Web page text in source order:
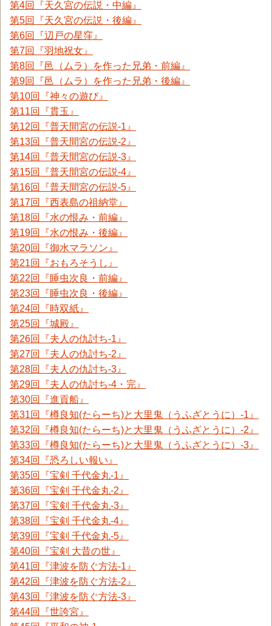
第4回『天久宮の伝説・中編』
第5回『天久宮の伝説・後編』
第6回『辺戸の星窪』
第7回『羽地祝女』
第8回『邑（ムラ）を作った兄弟・前編』
第9回『邑（ムラ）を作った兄弟・後編』
第10回『神々の遊び』
第11回『貫玉』
第12回『普天間宮の伝説-1』
第13回『普天間宮の伝説-2』
第14回『普天間宮の伝説-3』
第15回『普天間宮の伝説-4』
第16回『普天間宮の伝説-5』
第17回『西表島の祖納堂』
第18回『水の恨み・前編』
第19回『水の恨み・後編』
第20回『御水マラソン』
第21回『おもろそうし』
第22回『睡虫次良・前編』
第23回『睡虫次良・後編』
第24回『時双紙』
第25回『城殿』
第26回『夫人の仇討ち-1』
第27回『夫人の仇討ち-2』
第28回『夫人の仇討ち-3』
第29回『夫人の仇討ち-4・完』
第30回『進貢船』
第31回『樽良知(たらーち)と大里鬼（うふざとうに）-1』
第32回『樽良知(たらーち)と大里鬼（うふざとうに）-2』
第33回『樽良知(たらーち)と大里鬼（うふざとうに）-3』
第34回『恐ろしい報い』
第35回『宝剣 千代金丸-1』
第36回『宝剣 千代金丸-2』
第37回『宝剣 千代金丸-3』
第38回『宝剣 千代金丸-4』
第39回『宝剣 千代金丸-5』
第40回『宝剣 大昔の世』
第41回『津波を防ぐ方法-1』
第42回『津波を防ぐ方法-2』
第43回『津波を防ぐ方法-3』
第44回『世誇宮』